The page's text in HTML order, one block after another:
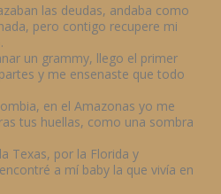
las deudas, andaba como
pero contigo recupere mi
un grammy, llego el primer
y me ensenaste que todo
en el Amazonas yo me
tus huellas, como una sombra
Texas, por la Florida y
a mí baby la que vivía en